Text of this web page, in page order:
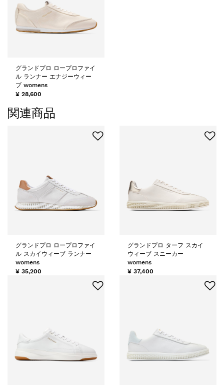
グランドプロ ロープロファイ
ル ランナー エナジーウィー
ブ womens
¥ 28,600
関連商品
グランドプロ ロープロファイ
ル スカイウィーブ ランナー
womens
¥ 35,200
グランドプロ ターフ スカイ
ウィーブ スニーカー
womens
¥ 37,400